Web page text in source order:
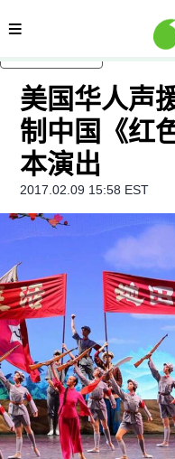
内容分类
美国华人声
制中国《红
本演出
2017.02.09 15:58 EST